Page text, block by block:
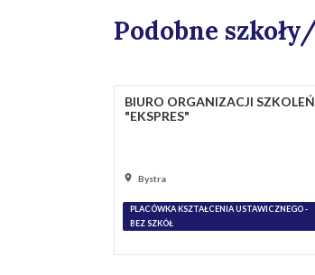
Podobne
BIURO ORGANIZACJI SZKOLEŃ
"EKSPRES"
Bystra
PLACÓWKA KSZTAŁCENIA USTAWICZNEGO -
BEZ SZKÓŁ